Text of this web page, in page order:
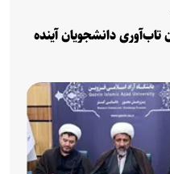
تاب‌آوری دانشجویان آینده